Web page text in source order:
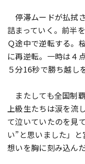
停滞ムードが払拭
詰まっていく。前半
Ｑ途中で逆転する。
に再逆転。一時は４
５分16秒で勝ち越し
またしても全国制
上級生たちは涙を流
て泣いていたのを見
い”と思いました」
想いを胸に刻み込んだ